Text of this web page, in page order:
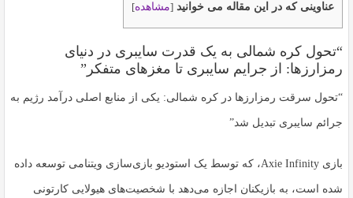
عناوینی که در این مقاله می خوانید [مشاهده]
“تحول کره شمالی به یک قدرت سایبری در دنیای
رمزارزها: از جرایم سایبری تا مغزهای متفکر”
“تحول سرقت رمزارزها در کره شمالی: یکی از منابع اصلی درآمد رژیم به
جرائم سایبری تبدیل شد”
بازی Axie Infinity، که توسط یک استودیو بازی‌سازی ویتنامی توسعه داده
شده است، به بازیکنان اجازه می‌دهد با شخصیت‌های هیولایی کارتونی